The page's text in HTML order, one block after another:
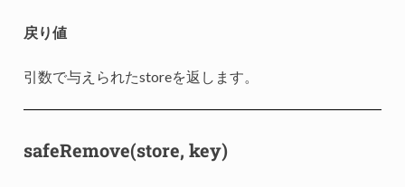
戻り値
引数で与えられたstoreを返します。
safeRemove(store, key)